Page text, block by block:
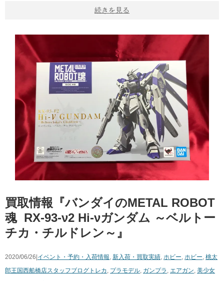
続きを見る
買取情報『バンダイのMETAL ​ROBOT
魂 ​ ​RX-93-ν2 ​Hi-νガンダム ​～ベルトー
チカ・チルドレン～』
2020/06/26|イベント・予約・入荷情報, 新入荷・買取実績, ホビー, ホビー, 桃太
郎王国西船橋店スタッフブログ トレカ , プラモデル, ガンプラ , エアガン, 美少女